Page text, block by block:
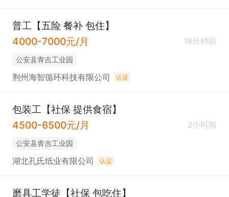
普工【五险 餐补 包住】
4000-7000元/月
18分钟前
公安县青吉工业园
荆州海智循环科技有限公司 认证
包装工【社保 提供食宿】
4500-6500元/月
2小时前
公安县青吉工业园
湖北孔氏纸业有限公司 认证
磨具工学徒【社保 包吃住】